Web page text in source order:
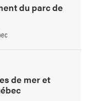
du parc de
de mer et